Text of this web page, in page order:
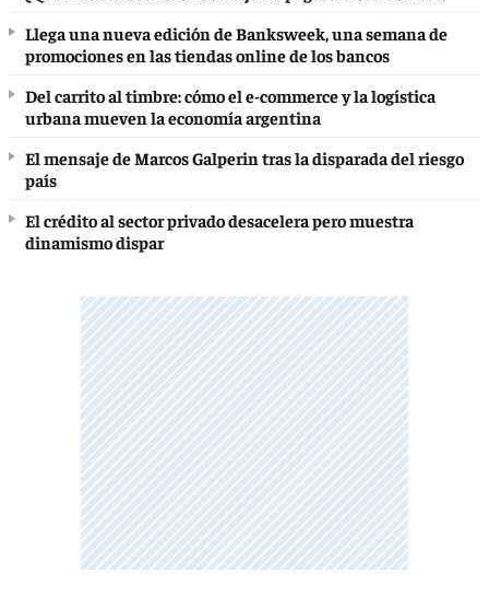
Llega una nueva edición de Banksweek, una semana de
promociones en las tiendas online de los bancos
Del carrito al timbre: cómo el e-commerce y la logística
urbana mueven la economía argentina
El mensaje de Marcos Galperin tras la disparada del riesgo
país
El crédito al sector privado desacelera pero muestra
dinamismo dispar